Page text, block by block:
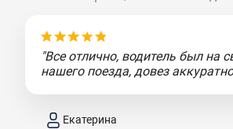
"Все отлично, водитель был на
нашего поезда, довез
Екатерина